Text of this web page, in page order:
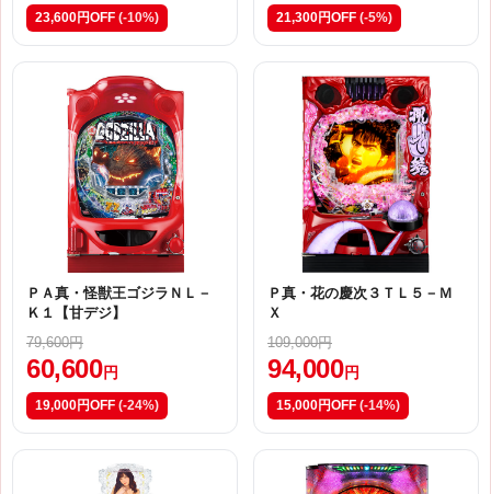
23,600円OFF (-10%) 21,300円OFF (-5%)
ＰＡ真・怪獣王ゴジラＮＬ－
Ｋ１【甘デジ】
79,600円
60,600 円
19,000円OFF (-24%)
Ｐ真・花の慶次３ＴＬ５－Ｍ
Ｘ
109,000円
94,000 円
15,000円OFF (-14%)